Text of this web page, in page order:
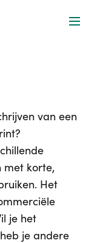
van een
met korte,
Het
je het
je andere